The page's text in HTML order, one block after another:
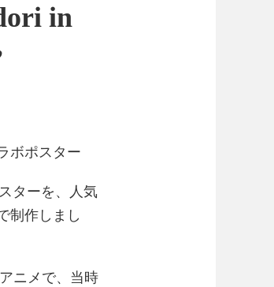
in
ボポスター
ターを、人気
制作しまし
ニメで、当時